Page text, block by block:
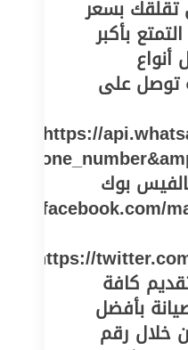
تقلقك بسعر
بأكبر
توصل على
https://
بوك
https://
كافة
بأفضل
خلال رقم